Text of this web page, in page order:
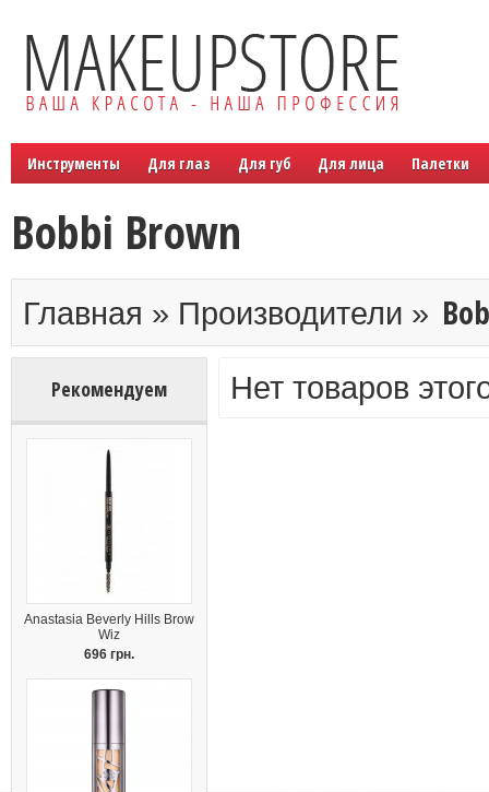
Инструменты Для глаз Для губ Для лица Палетки
Bobbi Brown
Главная » Производители »
Рекомендуем
Anastasia Beverly Hills Brow
Wiz
696 грн.
Нет товаров